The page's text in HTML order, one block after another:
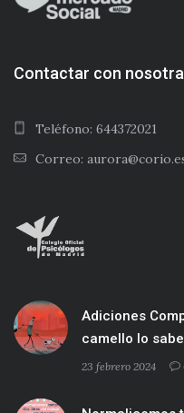
Contactar con
Teléfono: 644372021
Correo:
Adiciones
camello lo
23 febrero 2024